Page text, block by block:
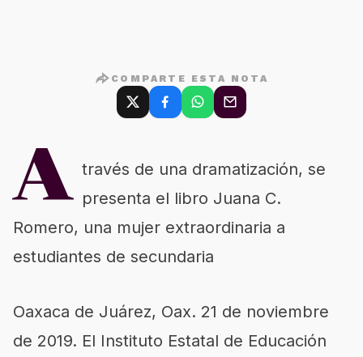
COMPARTE ESTA NOTA
A través de una dramatización, se
presenta el libro Juana C.
Romero, una mujer extraordinaria a
estudiantes de secundaria
Oaxaca de Juárez, Oax. 21 de noviembre
de 2019. El Instituto Estatal de Educación